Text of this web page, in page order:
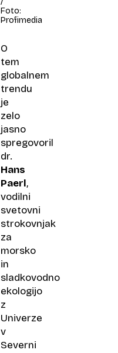
Foto:
Profimedia​
O
tem
globalnem
trendu
je
zelo
jasno
spregovoril
dr.
Hans
Paerl,
vodilni
svetovni
strokovnjak
za
morsko
in
sladkovodno
ekologijo
z
Univerze
v
Severni